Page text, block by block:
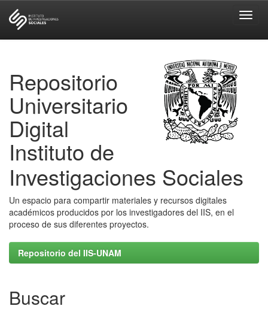
Repositorio
Universitario
Digital
Instituto de
Investigaciones Sociales
Un espacio para compartir materiales y recursos digitales
académicos producidos por los investigadores del IIS, en el
proceso de sus diferentes proyectos.
Repositorio del IIS-UNAM
Buscar